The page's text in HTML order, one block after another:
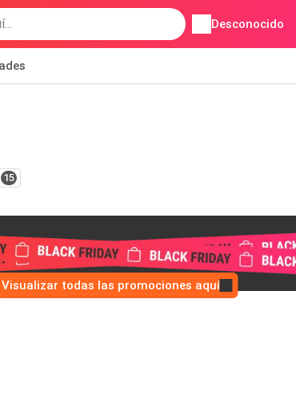
Desconocido
15
Visualizar todas las promociones aquí